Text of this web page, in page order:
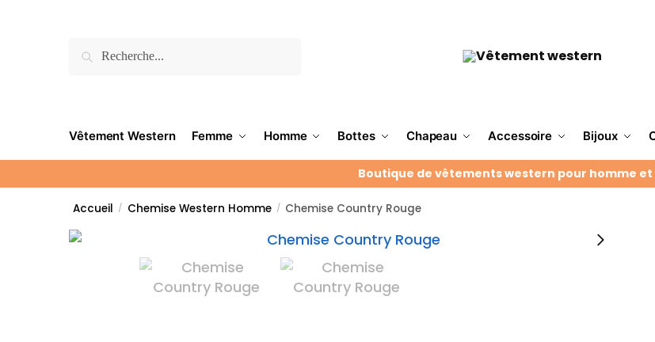
Vêtement Western Femme Homme Bottes Chapeau Accessoire Bijoux
Boutique de vêtements western pour homme
Accueil / Chemise Western Homme / Chemise Country Rouge